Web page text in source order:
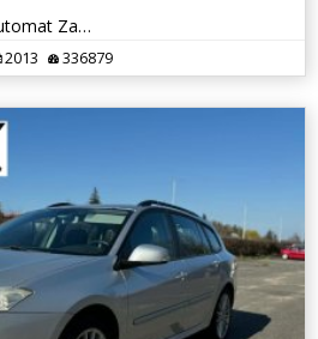
Volvo V70 1,6 Benzyna Automat Zamiana
2013 336879